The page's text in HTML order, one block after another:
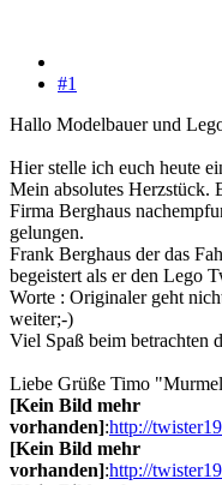
#1
Hallo Modelbauer und
Hier stelle ich euch heute
Mein absolutes Herzstück.
Firma Berghaus
gelungen.
Frank Berghaus der das
begeistert als er den Lego
Worte : Originaler geht
weiter;-)
Viel Spaß beim betrachten
Liebe Grüße Timo
[Kein Bild mehr
vorhanden]:http://
[Kein Bild mehr
vorhanden]:http://